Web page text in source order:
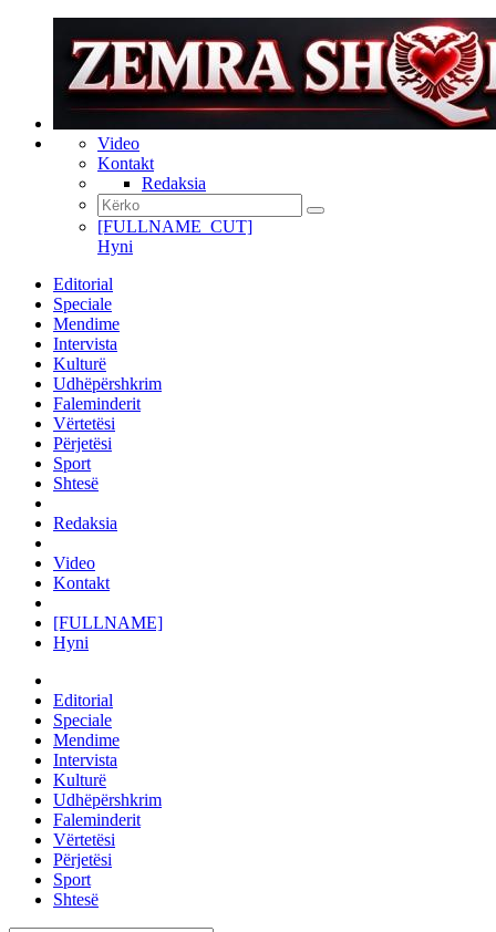
Video
Kontakt
Redaksia
[FULLNAME_CUT]
Hyni
Editorial
Speciale
Mendime
Intervista
Kulturë
Udhëpërshkrim
Faleminderit
Vërtetësi
Përjetësi
Sport
Shtesë
Redaksia
Video
Kontakt
[FULLNAME]
Hyni
Editorial
Speciale
Mendime
Intervista
Kulturë
Udhëpërshkrim
Faleminderit
Vërtetësi
Përjetësi
Sport
Shtesë